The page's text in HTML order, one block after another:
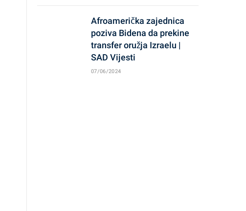
Afroamerička zajednica
poziva Bidena da prekine
transfer oružja Izraelu |
SAD Vijesti
07/06/2024